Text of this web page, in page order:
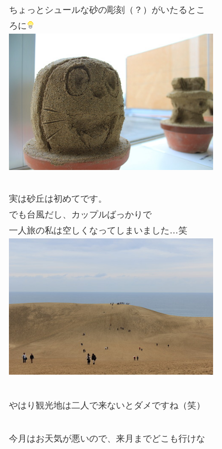
ちょっとシュールな砂の彫刻（？）がいたるとこ
ろに
実は砂丘は初めてです。
でも台風だし、カップルばっかりで
一人旅の私は空しくなってしまいました…笑
やはり観光地は二人で来ないとダメですね（笑）
今月はお天気が悪いので、来月までどこも行けな